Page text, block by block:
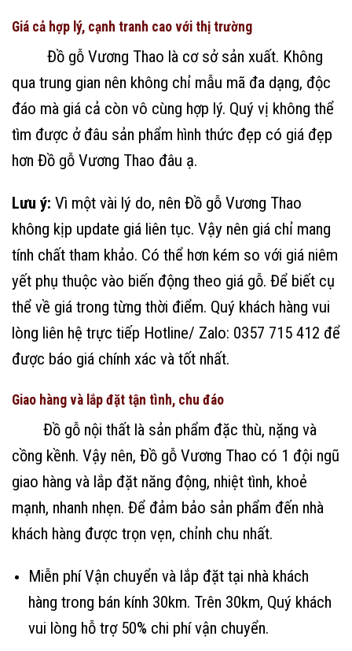
Giá cả hợp lý, cạnh tranh cao với thị trường
Đồ gỗ Vương Thao là cơ sở sản xuất. Không
qua trung gian nên không chỉ mẫu mã đa dạng, độc
đáo mà giá cả còn vô cùng hợp lý. Quý vị không thể
tìm được ở đâu sản phẩm hình thức đẹp có giá đẹp
hơn Đồ gỗ Vương Thao đâu ạ.
Lưu ý: Vì một vài lý do, nên Đồ gỗ Vương Thao
không kịp update giá liên tục. Vậy nên giá chỉ mang
tính chất tham khảo. Có thể hơn kém so với giá niêm
yết phụ thuộc vào biến động theo giá gỗ. Để biết cụ
thể về giá trong từng thời điểm. Quý khách hàng vui
lòng liên hệ trực tiếp Hotline/ Zalo: 0357 715 412 để
được báo giá chính xác và tốt nhất.
Giao hàng và lắp đặt tận tình, chu đáo
Đồ gỗ nội thất là sản phẩm đặc thù, nặng và
cồng kềnh. Vậy nên, Đồ gỗ Vương Thao có 1 đội ngũ
giao hàng và lắp đặt năng động, nhiệt tình, khoẻ
mạnh, nhanh nhẹn. Để đảm bảo sản phẩm đến nhà
khách hàng được trọn vẹn, chỉnh chu nhất.
Miễn phí Vận chuyển và lắp đặt tại nhà khách
hàng trong bán kính 30km. Trên 30km, Quý khách
vui lòng hỗ trợ 50% chi phí vận chuyển.